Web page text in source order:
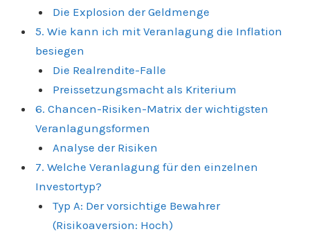
Die Explosion der Geldmenge
5. Wie kann ich mit Veranlagung die Inflation
besiegen
Die Realrendite-Falle
Preissetzungsmacht als Kriterium
6. Chancen-Risiken-Matrix der wichtigsten
Veranlagungsformen
Analyse der Risiken
7. Welche Veranlagung für den einzelnen
Investortyp?
Typ A: Der vorsichtige Bewahrer
(Risikoaversion: Hoch)